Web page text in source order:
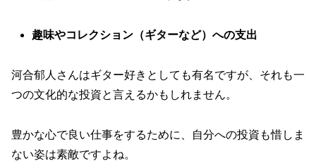
趣味やコレクション（ギターなど）への支出
河合郁人さんはギター好きとしても有名ですが、それも一
つの文化的な投資と言えるかもしれません。
豊かな心で良い仕事をするために、自分への投資も惜しま
ない姿は素敵ですよね。